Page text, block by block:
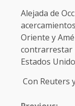
Alejada de
Oriente y
contrarrestar
Estados
Con Reuters